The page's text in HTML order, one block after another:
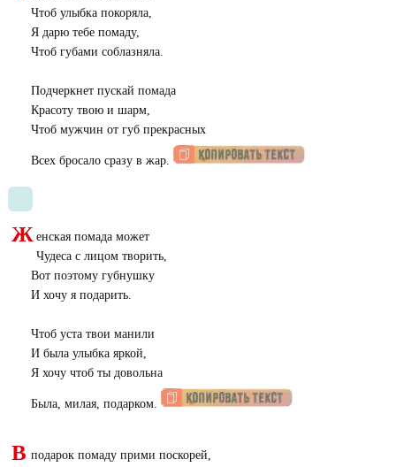
Чтоб улыбка покоряла,
Я дарю тебе помаду,
Чтоб губами соблазняла.
Подчеркнет пускай помада
Красоту твою и шарм,
Чтоб мужчин от губ прекрасных
Всех бросало сразу в жар.
Ж енская помада может
Чудеса с лицом творить,
Вот поэтому губнушку
И хочу я подарить.
Чтоб уста твои манили
И была улыбка яркой,
Я хочу чтоб ты довольна
Была, милая, подарком.
В подарок помаду прими поскорей,